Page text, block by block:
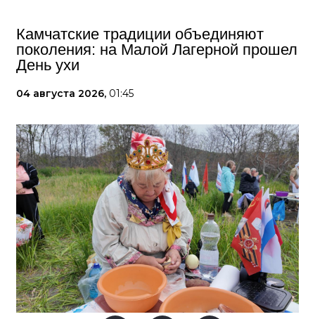
Камчатские традиции объединяют
поколения: на Малой Лагерной прошел
День ухи
04 августа 2026, 01:45